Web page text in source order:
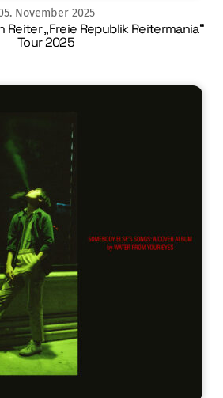
. November 2025
„Freie Republik Reitermania“
Tour 2025